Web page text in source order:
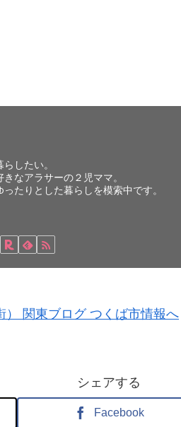
したい。
きなアラサーの２児ママ。
たりとした暮らしを模索中です。
シェアする
Facebook